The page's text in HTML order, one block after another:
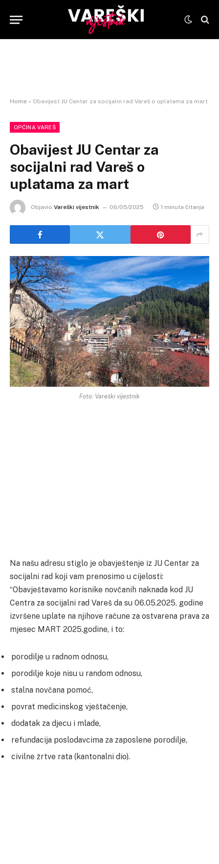
Home » Obavijest JU Centar za socijalni rad Vareš o uplatama za mart
OPĆINA VAREŠ
Obavijest JU Centar za
socijalni rad Vareš o
uplatama za mart
Objavio Vareški vijestnik 06/05/2025 1 minuta čitanja
Foto: Vareški vijestnik
Na našu adresu stiglo je obavještenje iz JU Centar za
socijalni rad koji vam prenosimo u cijelosti:
“Obavještavamo korisnike novčanih naknada kod JU
Centra za socijalni rad Vareš da su 06.05.2025. godine
izvršene uplate na njihove račune za ostvarena prava za
mjesec MART 2025.godine, i to:
porodilje u radnom odnosu,
porodilje koje nisu u random odnosu,
stalna novčana pomoć,
povrat medicinskog vještačenje,
dodatak za djecu i mlade,
refundacija poslodavcima za zaposlene porodilje,
civilne žrtve rata (kantonalni dio).